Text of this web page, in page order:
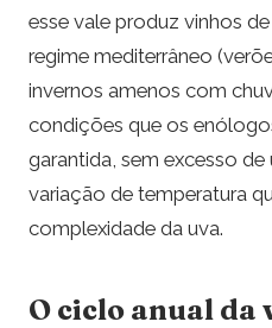
esse vale produz vinhos
regime mediterrâneo
invernos amenos com
condições que os
garantida, sem excesso
variação de temperatura
complexidade da uva.
O ciclo anual da